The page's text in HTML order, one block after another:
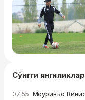
Сўнгги янгиликлар
07:55 Моуриньо